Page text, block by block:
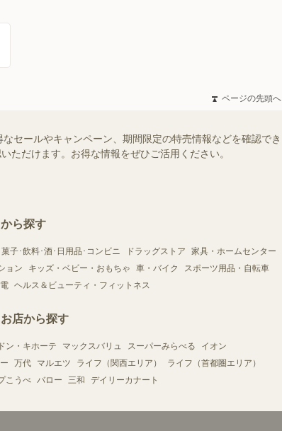
ページの先頭へ
セールやキャンペーン、期間限定の特売情報などを確認でき
ただけます。お得な情報をぜひご活用ください。
ら探す
子･飲料･酒･日用品･コンビニ ドラッグストア
家具・ホームセンター
ョン キッズ・ベビー・おもちゃ 車・バイク
スポーツ用品・自転車
ヘルス＆ビューティ・フィットネス
店から探す
ドン・キホーテ マックスバリュ スーパーみらべる
イオン
万代 マルエツ ライフ（関西エリア）
ライフ（首都圏エリア）
こうべ バロー 三和 デイリーカナート